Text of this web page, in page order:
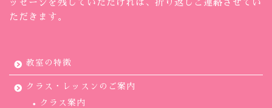
ッセージを残していただければ、折り返しご連絡させてい
ただきます。
教室の特徴
クラス・レッスンのご案内
クラス案内